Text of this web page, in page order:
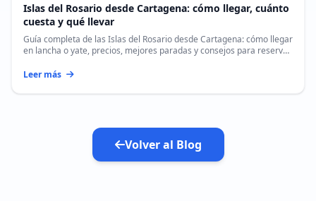
Islas del Rosario desde Cartagena: cómo llegar, cuánto
cuesta y qué llevar
Guía completa de las Islas del Rosario desde Cartagena: cómo llegar
en lancha o yate, precios, mejores paradas y consejos para reservar
Leer más
Volver al Blog